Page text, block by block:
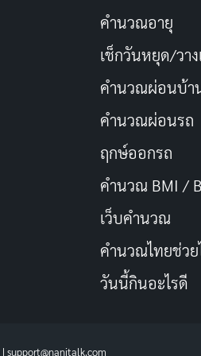
คำนวณอายุ
เช็กวันหยุด/วา
คำนวณผ่อนบ้า
คำนวณผ่อนรถ
ฤกษ์ออกรถ
คำนวณ BMI /
เว็บคํานวณ
คํานวณไทยช่ว
วันนี้กินอะไรดี
| support@nanitalk.com